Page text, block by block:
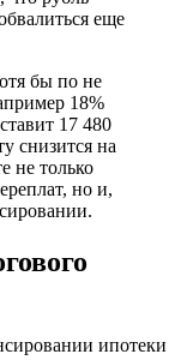
еще
бы по не
18%
17 480
снизится на
не только
но и,
ипотеки